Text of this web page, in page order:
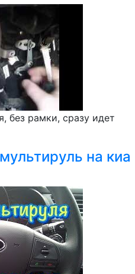
без рамки, сразу идет
на киа